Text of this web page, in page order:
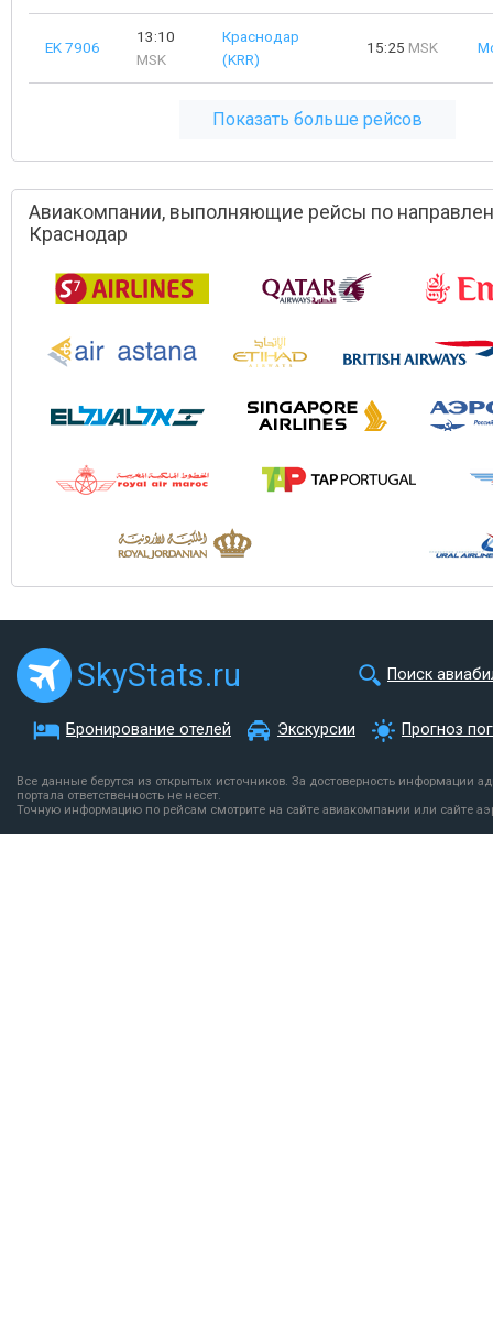
EK 7906
13:10
MSK
Краснодар
(KRR)
15:25 MSK
Показать больше рейсов
Авиакомпании, выполняющие рейсы по
Краснодар
SkyStats.ru Поиск
Бронирование отелей Экскурсии Прогноз
Все данные берутся из открытых источников. За достоверность информации
портала ответственность не несет.
Точную информацию по рейсам смотрите на сайте авиакомпании или сайте